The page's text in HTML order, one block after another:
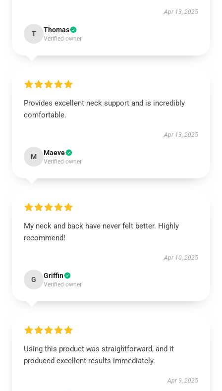
Apr 13, 2025
T Thomas
Verified owner
Provides excellent neck support and is incredibly
comfortable.
Apr 13, 2025
M Maeve
Verified owner
My neck and back have never felt better. Highly
recommend!
Apr 10, 2025
G Griffin
Verified owner
Using this product was straightforward, and it
produced excellent results immediately.
Apr 9, 2025